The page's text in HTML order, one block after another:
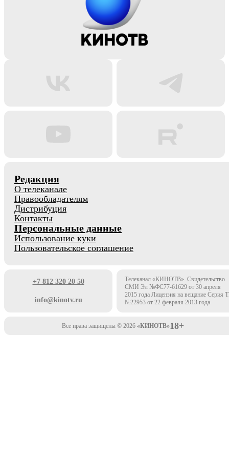
Редакция
О телеканале
Правообладателям
Дистрибуция
Контакты
Персональные данные
Использование куки
Пользовательское соглашение
+7 812 320 20 50
info@kinotv.ru
Телеканал «КИНОТВ». Свидетельство
СМИ Эл №ФС77-61629 от 30 апреля
2015 года Лицензия на вещание Серия
№22953 от 22 февраля 2013 года
Все права защищены © 2026 «КИНОТВ»18+